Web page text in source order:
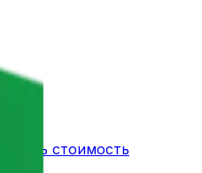
Узнать стоимость